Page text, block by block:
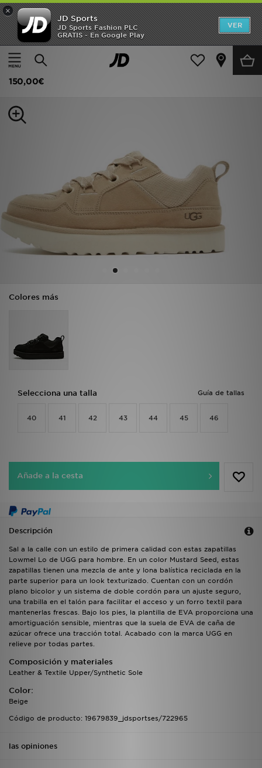
×
JD Sports
JD Sports Fashion PLC
GRATIS - En Google Play
VER
Página principal
Hombre Calzado de hombre Zapatillas
UGG Lowmel Lo
150,00€
Colores más
Guía de tallas
Selecciona una talla
40 41 42 43 44 45 46
Añade a la cesta
Descripción
Sal a la calle con un estilo de primera calidad con estas zapatillas
Lowmel Lo de UGG para hombre. En un color Mustard Seed, estas
zapatillas tienen una mezcla de ante y lona balística reciclada en la
parte superior para un look texturizado. Cuentan con un cordón
plano bicolor y un sistema de doble cordón para un ajuste seguro,
una trabilla en el talón para facilitar el acceso y un forro textil para
mantenerlas frescas. Bajo los pies, la plantilla de EVA proporciona una
amortiguación sensible, mientras que la suela de EVA de caña de
azúcar ofrece una tracción total. Acabado con la marca UGG en
relieve por todas partes.
Composición y materiales
Leather & Textile Upper/Synthetic Sole
Color:
Beige
Código de producto: 19679839_jdsportses/722965
las opiniones
Hombre
Mujer
Estilo
Deportes & Fitness
JD Fútbol
Ofertas